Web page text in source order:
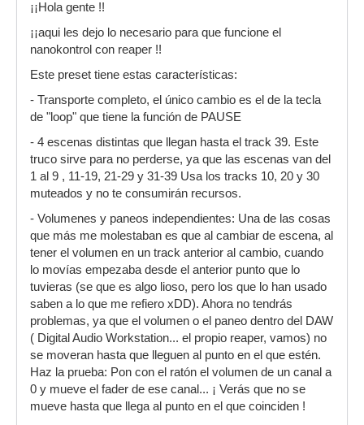
¡¡Hola gente !!
¡¡aqui les dejo lo necesario para que funcione el
nanokontrol con reaper !!
Este preset tiene estas características:
- Transporte completo, el único cambio es el de la tecla
de "loop" que tiene la función de PAUSE
- 4 escenas distintas que llegan hasta el track 39. Este
truco sirve para no perderse, ya que las escenas van del
1 al 9 , 11-19, 21-29 y 31-39 Usa los tracks 10, 20 y 30
muteados y no te consumirán recursos.
- Volumenes y paneos independientes: Una de las cosas
que más me molestaban es que al cambiar de escena, al
tener el volumen en un track anterior al cambio, cuando
lo movías empezaba desde el anterior punto que lo
tuvieras (se que es algo lioso, pero los que lo han usado
saben a lo que me refiero xDD). Ahora no tendrás
problemas, ya que el volumen o el paneo dentro del DAW
( Digital Audio Workstation... el propio reaper, vamos) no
se moveran hasta que lleguen al punto en el que estén.
Haz la prueba: Pon con el ratón el volumen de un canal a
0 y mueve el fader de ese canal... ¡ Verás que no se
mueve hasta que llega al punto en el que coinciden !